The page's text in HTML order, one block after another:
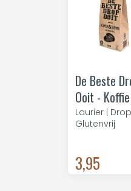
De Beste
Ooit - Koffie
Laurier | Drop |
Glutenvrij
3,95